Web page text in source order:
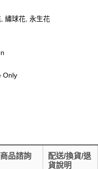
繡球花, 永生花
Only
商品諮詢
配送/換貨/退
貨說明